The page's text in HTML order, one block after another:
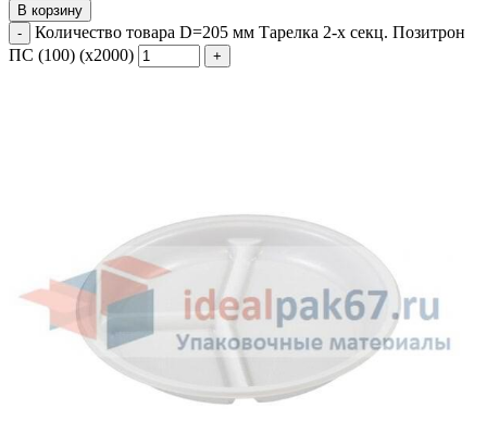
В корзину
Количество товара D=205 мм Тарелка 2-х секц. Позитрон
ПС (100) (х2000)